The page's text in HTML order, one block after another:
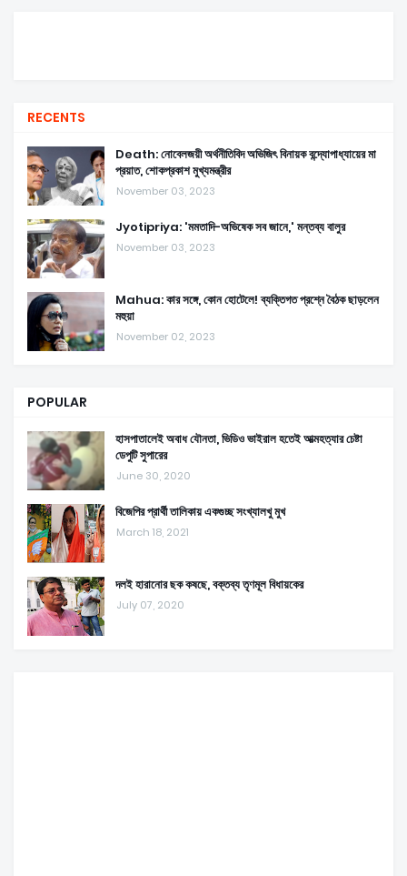
RECENTS
Death: নোবেলজয়ী অর্থনীতিবিদ অভিজিৎ বিনায়ক বন্দ্যোপাধ্যায়ের মা
প্রয়াত, শোকপ্রকাশ মুখ্যমন্ত্রীর
November 03, 2023
Jyotipriya: 'মমতাদি-অভিষেক সব জানে,' মন্তব্য বালুর
November 03, 2023
Mahua: কার সঙ্গে, কোন হোটেলে! ব্যক্তিগত প্রশ্নে বৈঠক ছাড়লেন
মহুয়া
November 02, 2023
POPULAR
হাসপাতালেই অবাধ যৌনতা, ভিডিও ভাইরাল হতেই আত্মহত্যার চেষ্টা
ডেপুটি সুপারের
June 30, 2020
বিজেপির প্রার্থী তালিকায় একগুচ্ছ সংখ্যালখু মুখ
March 18, 2021
দলই হারানোর ছক কষছে, বক্তব্য তৃণমূল বিধায়কের
July 07, 2020